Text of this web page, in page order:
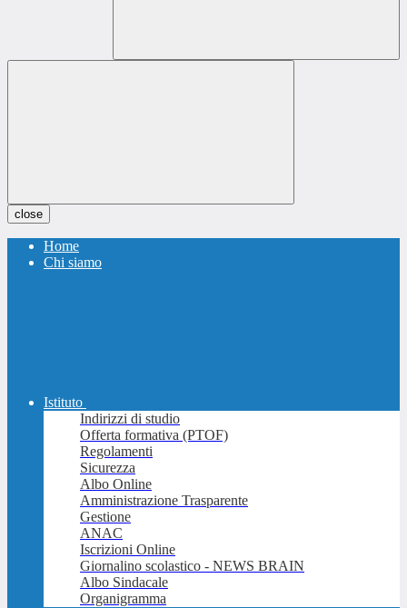
close
Home
Chi siamo
Istituto
Indirizzi di studio
Offerta formativa (PTOF)
Regolamenti
Sicurezza
Albo Online
Amministrazione Trasparente
Gestione
ANAC
Iscrizioni Online
Giornalino scolastico - NEWS BRAIN
Albo Sindacale
Organigramma